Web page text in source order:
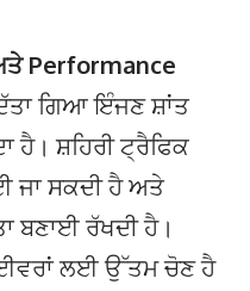
Performance
ਗਿਆ ਇੰਜਣ ਸ਼ਾਂਤ
ਹੈ। ਸ਼ਹਿਰੀ ਟ੍ਰੈਫਿਕ
ਜਾ ਸਕਦੀ ਹੈ ਅਤੇ
ਬਣਾਈ ਰੱਖਦੀ ਹੈ।
ਲਈ ਉੱਤਮ ਚੋਣ ਹੈ